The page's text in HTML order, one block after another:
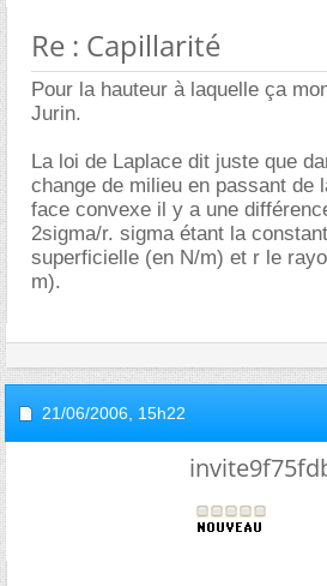
Re : Capillarité
Pour la hauteur à laquelle ça
Jurin.
La loi de Laplace dit juste que
change de milieu en passant de
face convexe il y a une
2sigma/r. sigma étant la
superficielle (en N/m) et r le
m).
21/06/2006, 15h22